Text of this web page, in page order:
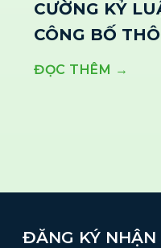
CƯỜNG KỶ
CÔNG BỐ
ĐỌC THÊM →
ĐĂNG KÝ